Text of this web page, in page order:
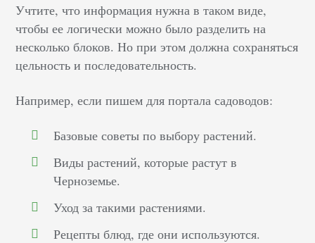
Учтите, что информация нужна в таком виде,
чтобы ее логически можно было разделить на
несколько блоков. Но при этом должна сохраняться
цельность и последовательность.
Например, если пишем для портала садоводов:
Базовые советы по выбору растений.
Виды растений, которые растут в
Черноземье.
Уход за такими растениями.
Рецепты блюд, где они используются.